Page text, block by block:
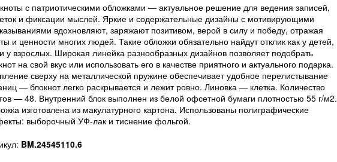
с патриотическими обложками — актуальное решение для ведения записей,
и фиксации мыслей. Яркие и содержательные дизайны с мотивирующими
вдохновляют, заряжают позитивом, верой в силу и победу, отражая
и ценности многих людей. Такие обложки обязательно найдут отклик как у детей,
у взрослых. Широкая линейка разнообразных дизайнов позволяет подобрать
на свой вкус или использовать его в качестве приятного и актуального подарка.
сверху на металлической пружине обеспечивает удобное перелистывание
— блокнот легко раскрывается и лежит ровно. Линовка — клетка. Количество
— 48. Внутренний блок выполнен из белой офсетной бумаги плотностью 55 г/м2.
изготовлена из макулатурного картона. Использованы полиграфические
выборочный УФ-лак и тиснение фольгой.
BM.24545110.6